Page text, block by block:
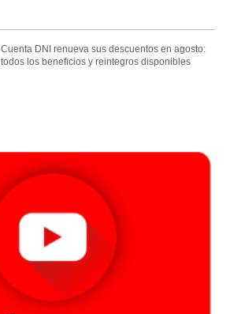
Cuenta DNI renueva sus descuentos en agosto:
todos los beneficios y reintegros disponibles